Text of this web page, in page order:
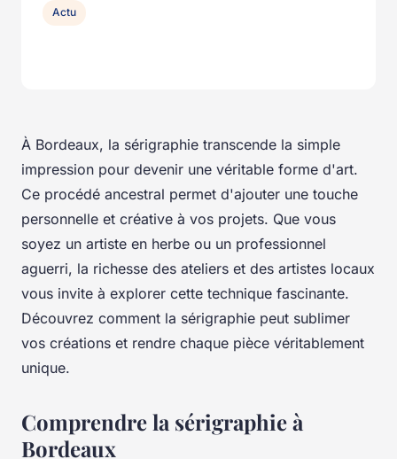
À Bordeaux, la sérigraphie transcende la simple
impression pour devenir une véritable forme d'art.
Ce procédé ancestral permet d'ajouter une touche
personnelle et créative à vos projets. Que vous
soyez un artiste en herbe ou un professionnel
aguerri, la richesse des ateliers et des artistes locaux
vous invite à explorer cette technique fascinante.
Découvrez comment la sérigraphie peut sublimer
vos créations et rendre chaque pièce véritablement
unique.
Comprendre la sérigraphie à
Bordeaux
Actu